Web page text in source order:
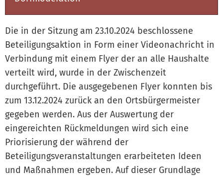
Die in der Sitzung am 23.10.2024 beschlossene
Beteiligungsaktion in Form einer Videonachricht in
Verbindung mit einem Flyer der an alle Haushalte
verteilt wird, wurde in der Zwischenzeit
durchgeführt. Die ausgegebenen Flyer konnten bis
zum 13.12.2024 zurück an den Ortsbürgermeister
gegeben werden. Aus der Auswertung der
eingereichten Rückmeldungen wird sich eine
Priorisierung der während der
Beteiligungsveranstaltungen erarbeiteten Ideen
und Maßnahmen ergeben. Auf dieser Grundlage